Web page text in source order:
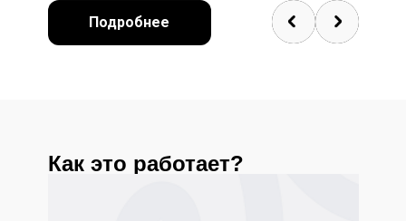
Подробнее
Как это работает?